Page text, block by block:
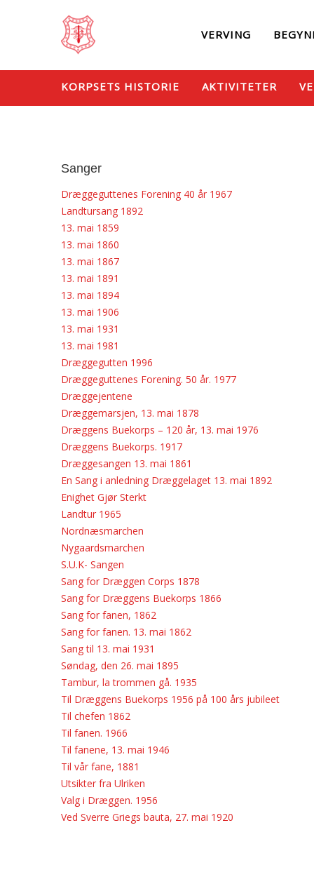
VERVING
KORPSETS HISTORIE AKTIVITETER
Sanger
Dræggeguttenes Forening 40 år 1967
Landtursang 1892
13. mai 1859
13. mai 1860
13. mai 1867
13. mai 1891
13. mai 1894
13. mai 1906
13. mai 1931
13. mai 1981
Dræggegutten 1996
Dræggeguttenes Forening. 50 år. 1977
Dræggejentene
Dræggemarsjen, 13. mai 1878
Dræggens Buekorps – 120 år, 13. mai 1976
Dræggens Buekorps. 1917
Dræggesangen 13. mai 1861
En Sang i anledning Dræggelaget 13. mai 1892
Enighet Gjør Sterkt
Landtur 1965
Nordnæsmarchen
Nygaardsmarchen
S.U.K- Sangen
Sang for Dræggen Corps 1878
Sang for Dræggens Buekorps 1866
Sang for fanen, 1862
Sang for fanen. 13. mai 1862
Sang til 13. mai 1931
Søndag, den 26. mai 1895
Tambur, la trommen gå. 1935
Til Dræggens Buekorps 1956 på 100 års jubileet
Til chefen 1862
Til fanen. 1966
Til fanene, 13. mai 1946
Til vår fane, 1881
Utsikter fra Ulriken
Valg i Dræggen. 1956
Ved Sverre Griegs bauta, 27. mai 1920